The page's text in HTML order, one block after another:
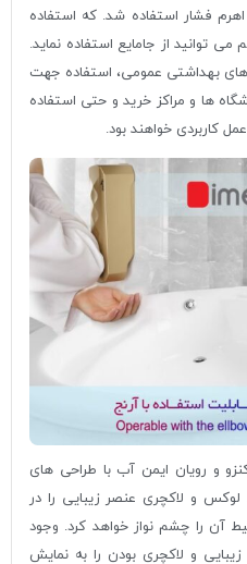
فشار استفاده شد. که استفاده
می توانید از جامایع استفاده نماید.
بهداشتی عمومی، استفاده جهت
ها و مراکز خرید و حتی استفاده
کاربردی خواهند بود.
و رویان ایمن آب با طراحی های
و لاکچری عنصر زیبایی را در
آن را چشم نواز خواهد کرد. وجود
و لاکچری بودن را به نمایش